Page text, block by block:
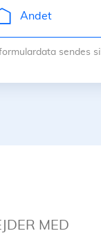
Andet
formulardata sendes
MED